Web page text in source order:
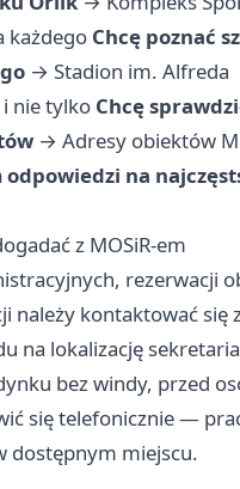
każdego Chcę poznać
→ Stadion im. Alfreda
nie tylko Chcę
→ Adresy obiektów
odpowiedzi na
z MOSiR-em
rezerwacji
należy kontaktować się
na lokalizację
bez windy, przed
się telefonicznie —
dostępnym miejscu.